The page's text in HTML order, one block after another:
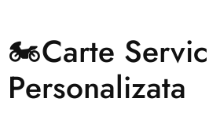
🏍️Carte
Personalizata